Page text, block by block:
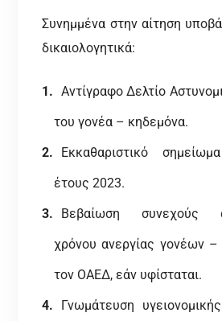
Συνημμένα στην αίτηση
δικαιολογητικά:
Αντίγραφο Δελτίο
του γονέα – κηδεμόνα.
Εκκαθαριστικό
έτους 2023.
Βεβαίωση συνεχούς
χρόνου ανεργίας γονέων
τον ΟΑΕΔ, εάν υφίσταται.
Γνωμάτευση